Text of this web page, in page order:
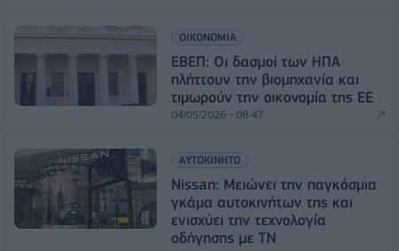
ΟΙΚΟΝΟΜΙΑ
ΕΒΕΠ: Οι δασμοί των ΗΠΑ
πλήττουν την βιομηχανία και
τιμωρούν την οικονομία της ΕΕ
04/05/2026 - 08:47
ΑΥΤΟΚΙΝΗΤΟ
Nissan: Μειώνει την παγκόσμια
γκάμα αυτοκινήτων της και
ενισχύει την τεχνολογία
οδήγησης με ΤΝ